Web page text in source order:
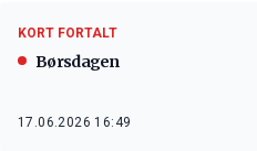
KORT FORTALT
Børsdagen
17.06.2026 16:49